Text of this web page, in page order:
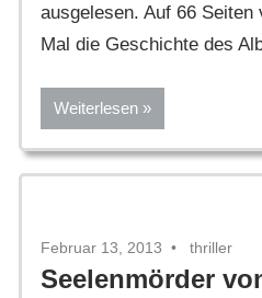
ausgelesen. Auf 66
Mal die Geschichte des
Weiterlesen
Februar 13, 2013 thriller
Seelenmörder